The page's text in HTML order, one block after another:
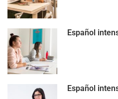
Español
Español